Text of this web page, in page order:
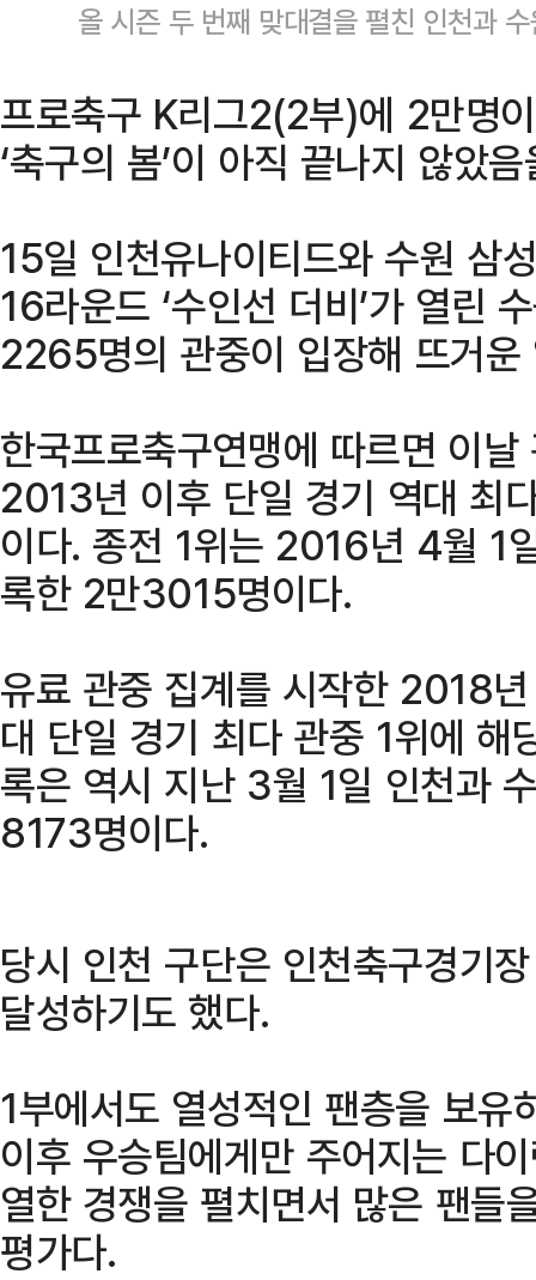
올 시즌 두 번째 맞대결을 펼친 인천과
프로축구 K리그2(2부)에 2만명
‘축구의 봄’이 아직 끝나지 않았
15일 인천유나이티드와 수원 삼
16라운드 ‘수인선 더비’가 열린
2265명의 관중이 입장해 뜨거운
한국프로축구연맹에 따르면 이
2013년 이후 단일 경기 역대 최
이다. 종전 1위는 2016년 4월 1
록한 2만3015명이다.
유료 관중 집계를 시작한 2018
대 단일 경기 최다 관중 1위에 해
록은 역시 지난 3월 1일 인천과
8173명이다.
당시 인천 구단은 인천축구경기
달성하기도 했다.
1부에서도 열성적인 팬층을 보
이후 우승팀에게만 주어지는 다
열한 경쟁을 펼치면서 많은 팬들
평가다.